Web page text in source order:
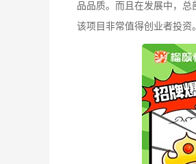
品品质。而且在发展中，
该项目非常值得创业者投资。